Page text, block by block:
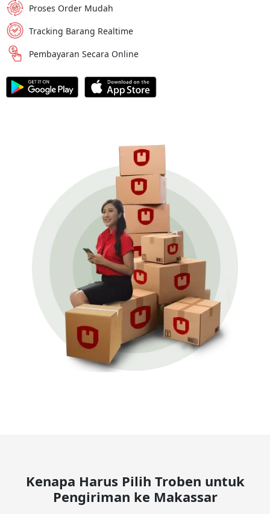
Proses Order Mudah
Tracking Barang Realtime
Pembayaran Secara Online
Kenapa Harus Pilih Troben untuk
Pengiriman ke Makassar